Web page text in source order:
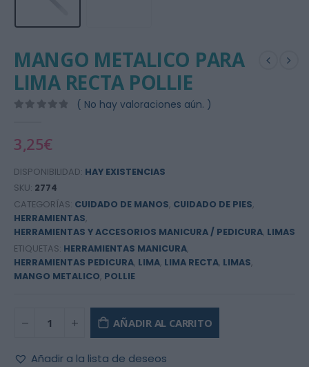
MANGO METALICO PARA
LIMA RECTA POLLIE
( No hay valoraciones aún. )
3,25€
DISPONIBILIDAD: HAY EXISTENCIAS
SKU: 2774
CATEGORÍAS: CUIDADO DE MANOS, CUIDADO DE PIES,
HERRAMIENTAS,
HERRAMIENTAS Y ACCESORIOS MANICURA / PEDICURA, LIMAS
ETIQUETAS: HERRAMIENTAS MANICURA,
HERRAMIENTAS PEDICURA, LIMA, LIMA RECTA, LIMAS,
MANGO METALICO, POLLIE
AÑADIR AL CARRITO
Añadir a la lista de deseos